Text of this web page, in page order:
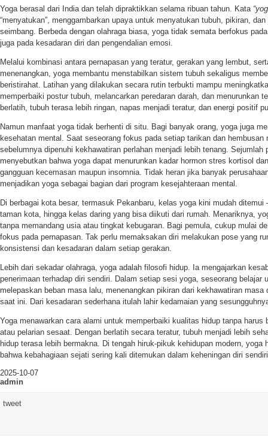
Yoga berasal dari India dan telah dipraktikkan selama ribuan tahun. Kata
“menyatukan”, menggambarkan upaya untuk menyatukan tubuh, pikiran,
seimbang. Berbeda dengan olahraga biasa, yoga tidak semata berfokus
juga pada kesadaran diri dan pengendalian emosi.
Melalui kombinasi antara pernapasan yang teratur, gerakan yang lembut,
menenangkan, yoga membantu menstabilkan sistem tubuh sekaligus
beristirahat. Latihan yang dilakukan secara rutin terbukti mampu
memperbaiki postur tubuh, melancarkan peredaran darah, dan menurunkan
berlatih, tubuh terasa lebih ringan, napas menjadi teratur, dan energi positif
Namun manfaat yoga tidak berhenti di situ. Bagi banyak orang, yoga juga
kesehatan mental. Saat seseorang fokus pada setiap tarikan dan hembusan
sebelumnya dipenuhi kekhawatiran perlahan menjadi lebih tenang. Sejumlah
menyebutkan bahwa yoga dapat menurunkan kadar hormon stres kortisol
gangguan kecemasan maupun insomnia. Tidak heran jika banyak
menjadikan yoga sebagai bagian dari program kesejahteraan mental.
Di berbagai kota besar, termasuk Pekanbaru, kelas yoga kini mudah
taman kota, hingga kelas daring yang bisa diikuti dari rumah. Menariknya,
tanpa memandang usia atau tingkat kebugaran. Bagi pemula, cukup mulai
fokus pada pernapasan. Tak perlu memaksakan diri melakukan pose yang
konsistensi dan kesadaran dalam setiap gerakan.
Lebih dari sekadar olahraga, yoga adalah filosofi hidup. Ia mengajarkan
penerimaan terhadap diri sendiri. Dalam setiap sesi yoga, seseorang
melepaskan beban masa lalu, menenangkan pikiran dari kekhawatiran masa
saat ini. Dari kesadaran sederhana itulah lahir kedamaian yang
Yoga menawarkan cara alami untuk memperbaiki kualitas hidup tanpa harus
atau pelarian sesaat. Dengan berlatih secara teratur, tubuh menjadi lebih
hidup terasa lebih bermakna. Di tengah hiruk-pikuk kehidupan modern, yoga
bahwa kebahagiaan sejati sering kali ditemukan dalam keheningan diri
2025-10-07
admin
tweet